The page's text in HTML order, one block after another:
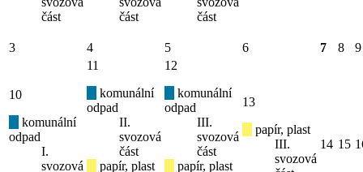
část
část
část
3 4 5 6 7 8 9
10
komunální
odpad
I.
svozová
11
komunální
odpad
II.
svozová
část
papír, plast
12
komunální
odpad
III.
svozová
část
papír, plast
13
papír, plast
III.
svozová
14 15